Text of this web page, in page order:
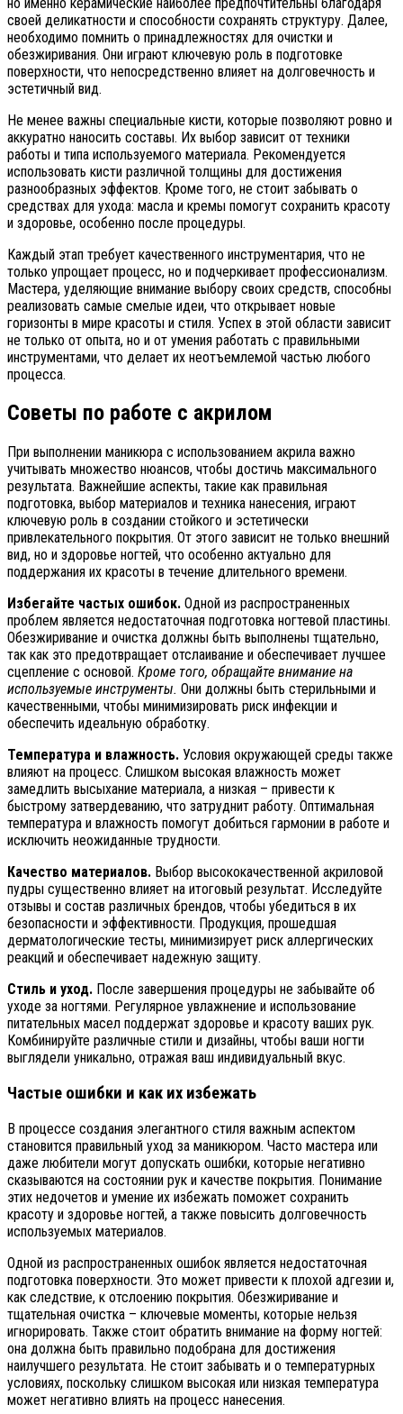
своей деликатности и способности сохранять структуру. Далее,
необходимо помнить о принадлежностях для очистки и
обезжиривания. Они играют ключевую роль в подготовке
поверхности, что непосредственно влияет на долговечность и
эстетичный вид.
Не менее важны специальные кисти, которые позволяют ровно и
аккуратно наносить составы. Их выбор зависит от техники
работы и типа используемого материала. Рекомендуется
использовать кисти различной толщины для достижения
разнообразных эффектов. Кроме того, не стоит забывать о
средствах для ухода: масла и кремы помогут сохранить красоту
и здоровье, особенно после процедуры.
Каждый этап требует качественного инструментария, что не
только упрощает процесс, но и подчеркивает профессионализм.
Мастера, уделяющие внимание выбору своих средств, способны
реализовать самые смелые идеи, что открывает новые
горизонты в мире красоты и стиля. Успех в этой области зависит
не только от опыта, но и от умения работать с правильными
инструментами, что делает их неотъемлемой частью любого
процесса.
Советы по работе с акрилом
При выполнении маникюра с использованием акрила важно
учитывать множество нюансов, чтобы достичь максимального
результата. Важнейшие аспекты, такие как правильная
подготовка, выбор материалов и техника нанесения, играют
ключевую роль в создании стойкого и эстетически
привлекательного покрытия. От этого зависит не только внешний
вид, но и здоровье ногтей, что особенно актуально для
поддержания их красоты в течение длительного времени.
Избегайте частых ошибок. Одной из распространенных
проблем является недостаточная подготовка ногтевой пластины.
Обезжиривание и очистка должны быть выполнены тщательно,
так как это предотвращает отслаивание и обеспечивает лучшее
сцепление с основой. Кроме того, обращайте внимание на
используемые инструменты. Они должны быть стерильными и
качественными, чтобы минимизировать риск инфекции и
обеспечить идеальную обработку.
Температура и влажность. Условия окружающей среды также
влияют на процесс. Слишком высокая влажность может
замедлить высыхание материала, а низкая – привести к
быстрому затвердеванию, что затруднит работу. Оптимальная
температура и влажность помогут добиться гармонии в работе и
исключить неожиданные трудности.
Качество материалов. Выбор высококачественной акриловой
пудры существенно влияет на итоговый результат. Исследуйте
отзывы и состав различных брендов, чтобы убедиться в их
безопасности и эффективности. Продукция, прошедшая
дерматологические тесты, минимизирует риск аллергических
реакций и обеспечивает надежную защиту.
Стиль и уход. После завершения процедуры не забывайте об
уходе за ногтями. Регулярное увлажнение и использование
питательных масел поддержат здоровье и красоту ваших рук.
Комбинируйте различные стили и дизайны, чтобы ваши ногти
выглядели уникально, отражая ваш индивидуальный вкус.
Частые ошибки и как их избежать
В процессе создания элегантного стиля важным аспектом
становится правильный уход за маникюром. Часто мастера или
даже любители могут допускать ошибки, которые негативно
сказываются на состоянии рук и качестве покрытия. Понимание
этих недочетов и умение их избежать поможет сохранить
красоту и здоровье ногтей, а также повысить долговечность
используемых материалов.
Одной из распространенных ошибок является недостаточная
подготовка поверхности. Это может привести к плохой адгезии и,
как следствие, к отслоению покрытия. Обезжиривание и
тщательная очистка – ключевые моменты, которые нельзя
игнорировать. Также стоит обратить внимание на форму ногтей:
она должна быть правильно подобрана для достижения
наилучшего результата. Не стоит забывать и о температурных
условиях, поскольку слишком высокая или низкая температура
может негативно влиять на процесс нанесения.